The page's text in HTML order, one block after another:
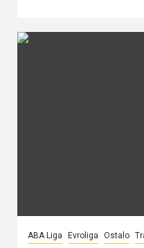
ABA Liga Evroliga Ostalo